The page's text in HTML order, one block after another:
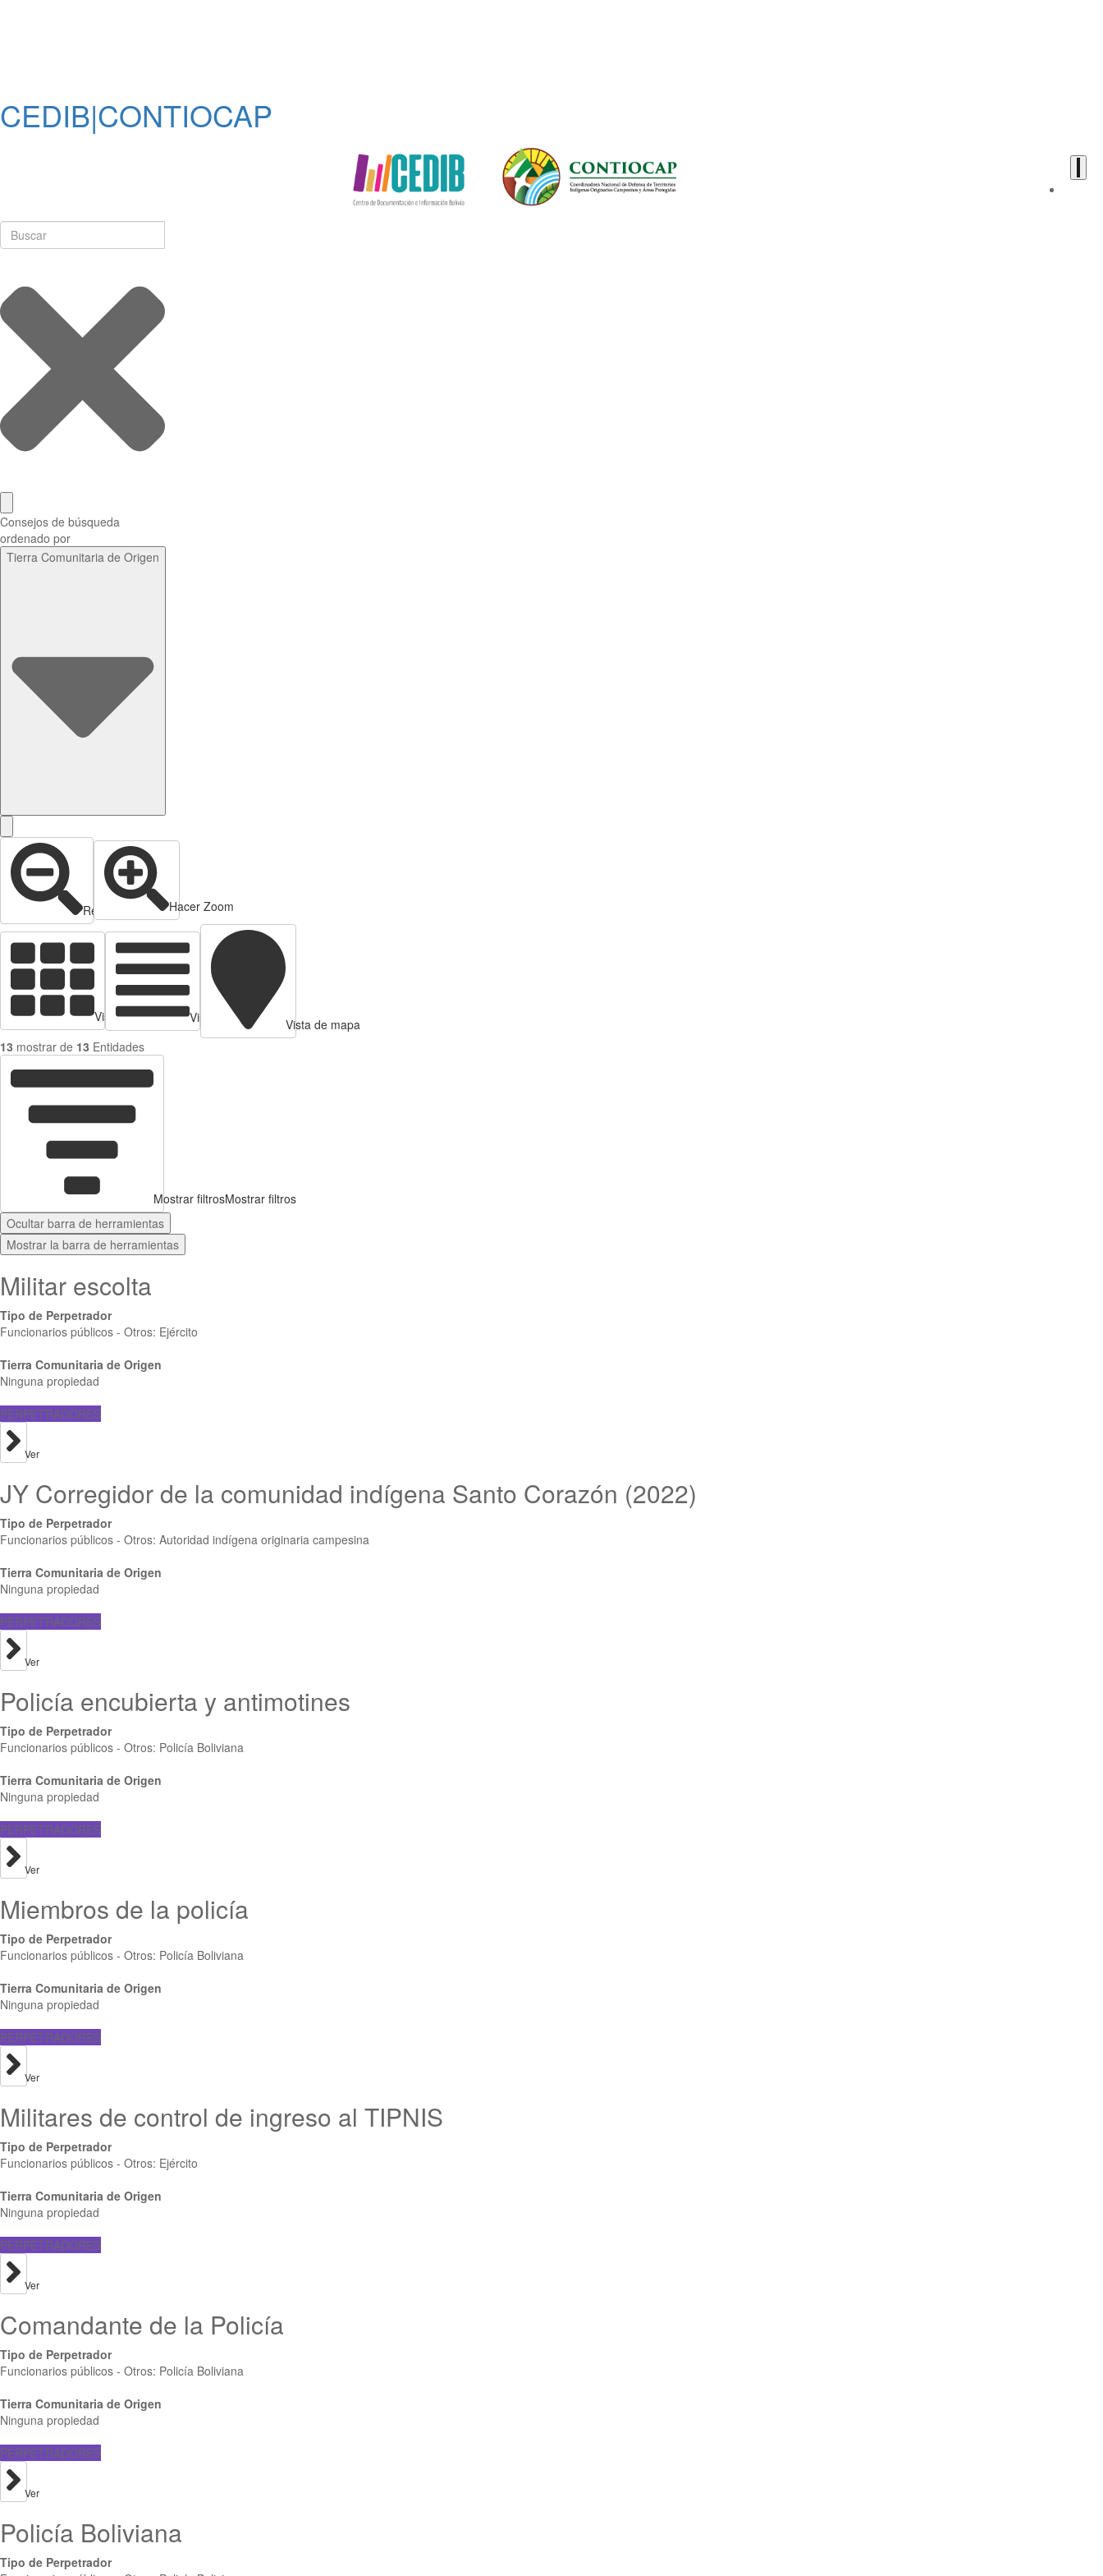
CEDIB|CONTIOCAP
Consejos de búsqueda
ordenado por
Tierra Comunitaria de Origen
Reducir zoom Hacer Zoom
Vista de tarjetas Vista de Tabla
Vista de mapa
13 mostrar de 13 Entidades
Mostrar filtrosMostrar filtros
Ocultar barra de herramientas
Mostrar la barra de herramientas
Militar escolta
Tipo de Perpetrador
Funcionarios públicos - Otros: Ejército
Tierra Comunitaria de Origen
Ninguna propiedad
PERPETRADORES
Ver
JY Corregidor de la comunidad indígena Santo Corazón (2022)
Tipo de Perpetrador
Funcionarios públicos - Otros: Autoridad indígena originaria campesina
Tierra Comunitaria de Origen
Ninguna propiedad
PERPETRADORES
Ver
Policía encubierta y antimotines
Tipo de Perpetrador
Funcionarios públicos - Otros: Policía Boliviana
Tierra Comunitaria de Origen
Ninguna propiedad
PERPETRADORES
Ver
Miembros de la policía
Tipo de Perpetrador
Funcionarios públicos - Otros: Policía Boliviana
Tierra Comunitaria de Origen
Ninguna propiedad
PERPETRADORES
Ver
Militares de control de ingreso al TIPNIS
Tipo de Perpetrador
Funcionarios públicos - Otros: Ejército
Tierra Comunitaria de Origen
Ninguna propiedad
PERPETRADORES
Ver
Comandante de la Policía
Tipo de Perpetrador
Funcionarios públicos - Otros: Policía Boliviana
Tierra Comunitaria de Origen
Ninguna propiedad
PERPETRADORES
Ver
Policía Boliviana
Tipo de Perpetrador